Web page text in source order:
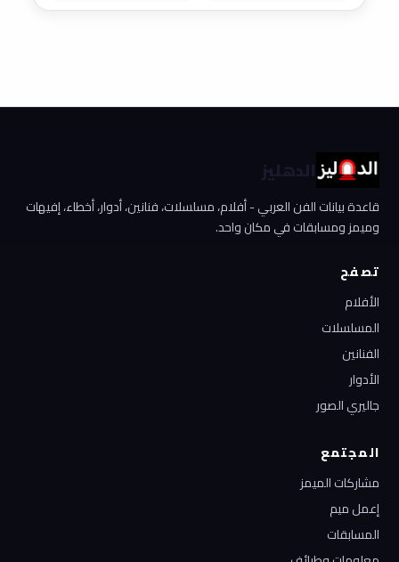
الدهليز
قاعدة بيانات الفن العربي - أفلام، مسلسلات، فنانين، أدوار، أخطاء، إفيهات
وميمز ومسابقات في مكان واحد.
تصفح
الأفلام
المسلسلات
الفنانين
الأدوار
جاليري الصور
المجتمع
مشاركات الميمز
إعمل ميم
المسابقات